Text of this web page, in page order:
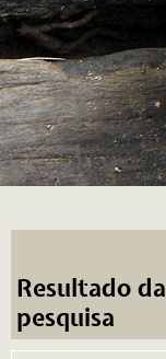
Resultado da
pesquisa